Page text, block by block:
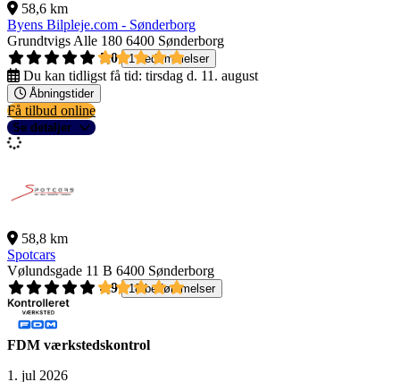
58,6 km
Byens Bilpleje.com - Sønderborg
Grundtvigs Alle 180 6400 Sønderborg
5,0
1 bedømmelser
Du kan tidligst få tid: tirsdag d. 11. august
Åbningstider
Få tilbud online
Se detaljer
58,8 km
Spotcars
Vølundsgade 11 B 6400 Sønderborg
4,9
18 bedømmelser
FDM værkstedskontrol
1. jul 2026